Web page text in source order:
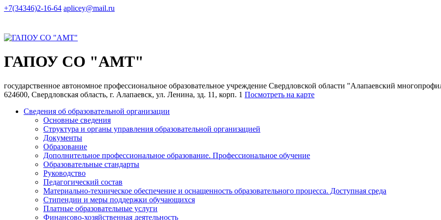
+7(34346)2-16-64 aplicey@mail.ru
ГАПОУ СО "АМТ"
государственное автономное профессиональное образовательное учреждение Свердловской области "Алапаевский
624600, Свердловская область, г. Алапаевск, ул. Ленина, зд. 11, корп. 1 Посмотреть на карте
Сведения об образовательной организации
Основные сведения
Структура и органы управления образовательной организацией
Документы
Образование
Дополнительное профессиональное образование. Профессиональное обучение
Образовательные стандарты
Руководство
Педагогический состав
Материально-техническое обеспечение и оснащенность образовательного процесса. Доступная среда
Стипендии и меры поддержки обучающихся
Платные образовательные услуги
Финансово-хозяйственная деятельность